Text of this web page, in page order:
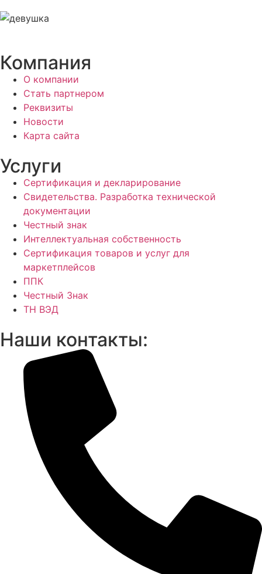
Компания
О компании
Стать партнером
Реквизиты
Новости
Карта сайта
Услуги
Сертификация и декларирование
Свидетельства. Разработка технической
документации
Честный знак
Интеллектуальная собственность
Сертификация товаров и услуг для
маркетплейсов
ППК
Честный Знак
ТН ВЭД
Наши контакты: